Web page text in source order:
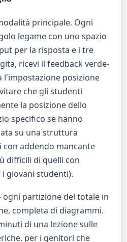
principale. Ogni
legame con uno spazio
per la risposta e i tre
ricevi il feedback verde-
l'impostazione posizione
che gli studenti
la posizione dello
specifico se hanno
su una struttura
addendo mancante
difficili di quelli con
giovani studenti).
partizione del totale in
completa di diagrammi.
di una lezione sulle
per i genitori che